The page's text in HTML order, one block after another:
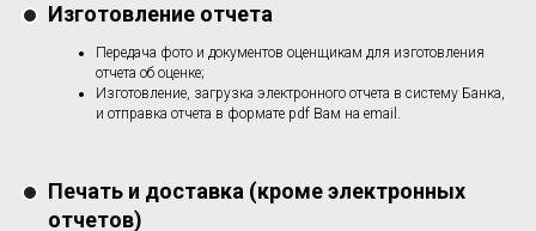
Изготовление отчета
Передача фото и документов оценщикам для изготовления
отчета об оценке;
Изготовление, загрузка электронного отчета в систему Банка,
и отправка отчета в формате pdf Вам на email.
Печать и доставка (кроме электронных
отчетов)